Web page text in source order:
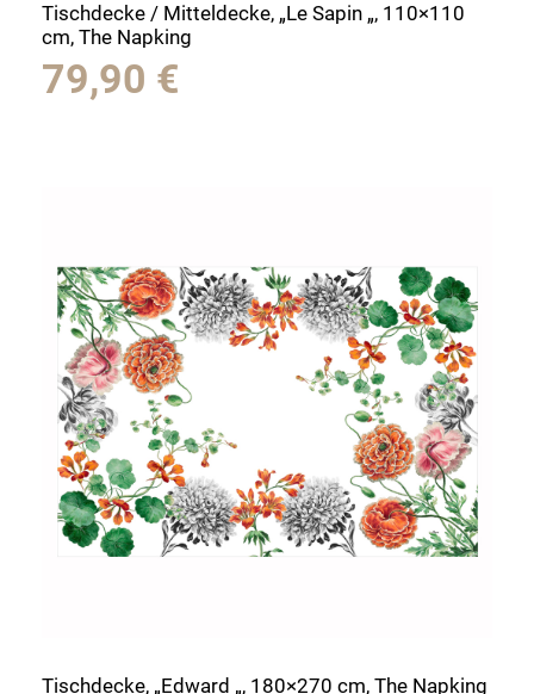
Tischdecke / Mitteldecke, „Le Sapin „, 110×110
cm, The Napking
79,90 €
Tischdecke, „Edward „, 180×270 cm, The Napking